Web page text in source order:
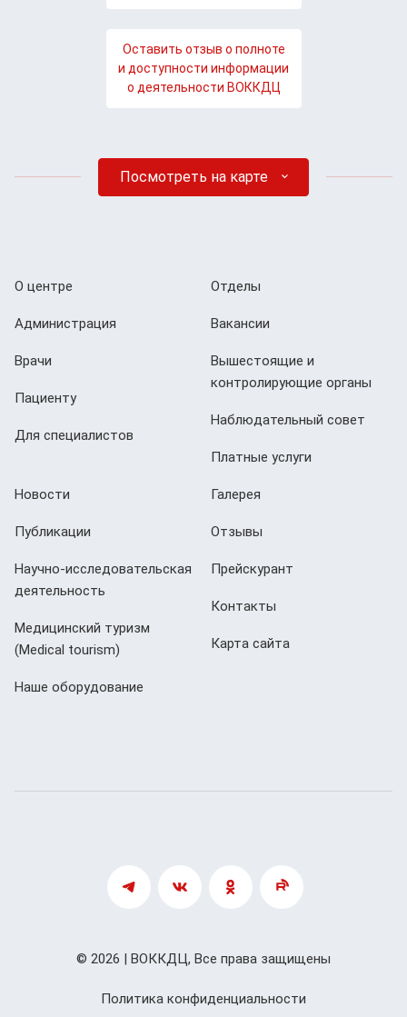
Оставить отзыв о полноте
и доступности информации
о деятельности ВОККДЦ
Посмотреть на карте
О центре
Администрация
Врачи
Пациенту
Для специалистов
Отделы
Вакансии
Вышестоящие и
контролирующие органы
Наблюдательный совет
Платные услуги
Новости
Публикации
Научно-исследовательская
деятельность
Медицинский туризм
(Мedical tourism)
Наше оборудование
Галерея
Отзывы
Прейскурант
Контакты
Карта сайта
Политика конфиденциальности
© 2026 | ВОККДЦ, Все права защищены